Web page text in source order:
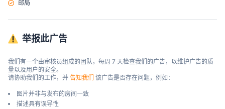
邮局
举报此广告
我们有一个由审核员组成的团队，每周 7 天检查我们的广告，以维护广告的质
量以及用户的安全。
请协助我们的工作，并 告知我们 该广告是否存在问题，例如：
图片并非与发布的房间一致
描述具有误导性